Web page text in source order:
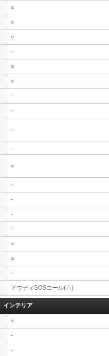
○
○
○
-
○
○
-
-
-
-
○
-
-
-
-
○
○
-
アウディSOSコール(△)
インテリア
○
-
-